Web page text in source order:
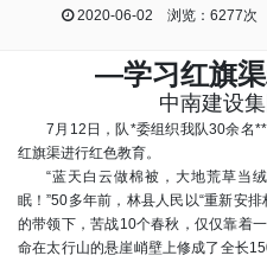
2020-06-02 浏览：6277次
—学习红旗
中南建设
7月12日，队*委组织我队30余名
红旗渠进行红色教育。
“蓝天白云做棉被，大地荒草当
眠！”50多年前，林县人民以“重新安
的带领下，苦战10个春秋，仅仅靠着
命在太行山的悬崖峭壁上修成了全长